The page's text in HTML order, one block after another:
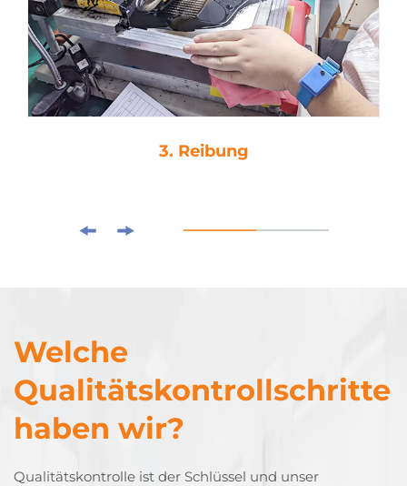
3. Reibung
Welche
Qualitätskontrollschritte
haben wir?
Qualitätskontrolle ist der Schlüssel und unser